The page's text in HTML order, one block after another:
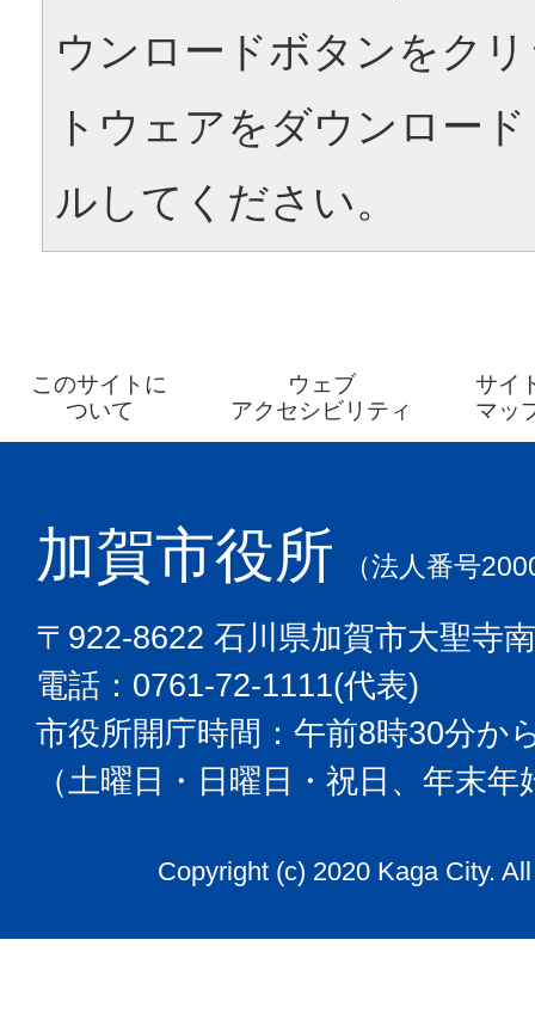
ウンロードボタンをク
トウェアをダウンロー
ルしてください。
このサイトに
ついて
ウェブ
アクセシビリティ
サイ
マッ
加賀市役所 （法人番号
〒922-8622 石川県加賀市大聖寺
電話：0761-72-1111(代表)
市役所開庁時間：午前8時30分か
（土曜日・日曜日・祝日、年末
Copyright (c) 2020 Kaga City.